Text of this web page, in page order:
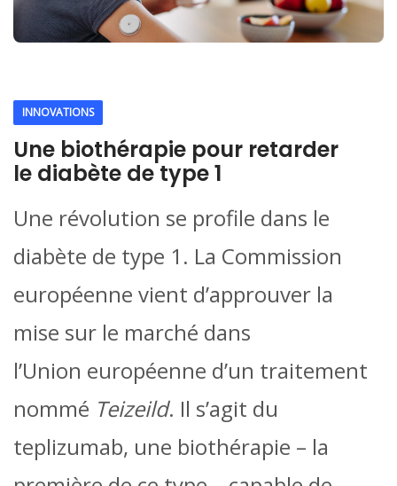
INNOVATIONS
Une biothérapie pour retarder
le diabète de type 1
Une révolution se profile dans le
diabète de type 1. La Commission
européenne vient d’approuver la
mise sur le marché dans
l’Union européenne d’un traitement
nommé Teizeild. Il s’agit du
teplizumab, une biothérapie – la